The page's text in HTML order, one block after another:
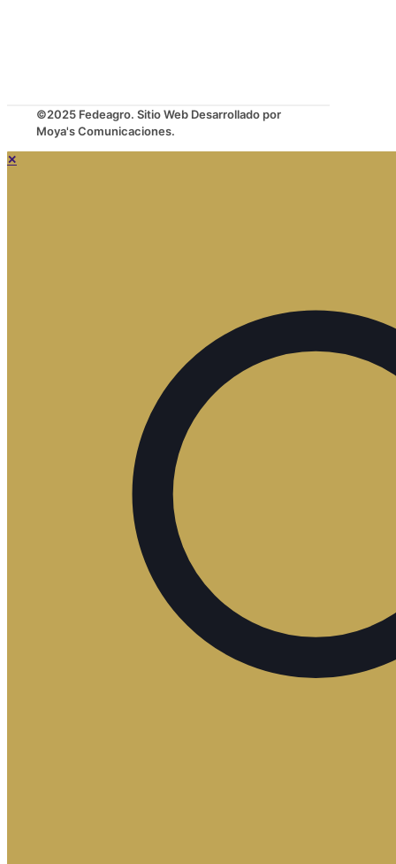
©2025 Fedeagro. Sitio Web Desarrollado por
Moya's Comunicaciones.
✕